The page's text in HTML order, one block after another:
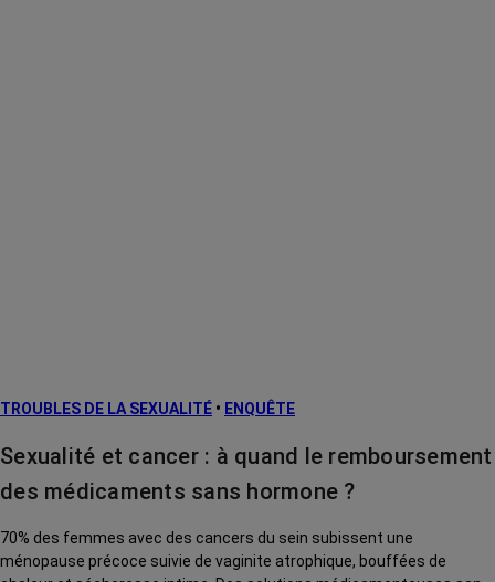
TROUBLES DE LA SEXUALITÉ • ENQUÊTE
Sexualité et cancer : à quand le remboursement
des médicaments sans hormone ?
70% des femmes avec des cancers du sein subissent une
ménopause précoce suivie de vaginite atrophique, bouffées de